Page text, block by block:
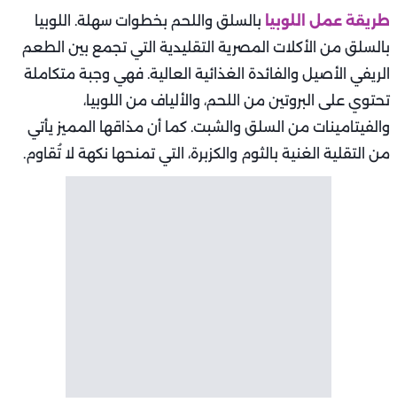
طريقة عمل اللوبيا بالسلق واللحم بخطوات سهلة. اللوبيا
بالسلق من الأكلات المصرية التقليدية التي تجمع بين الطعم
الريفي الأصيل والفائدة الغذائية العالية. فهي وجبة متكاملة
تحتوي على البروتين من اللحم، والألياف من اللوبيا،
والفيتامينات من السلق والشبت. كما أن مذاقها المميز يأتي
من التقلية الغنية بالثوم والكزبرة، التي تمنحها نكهة لا تُقاوم.